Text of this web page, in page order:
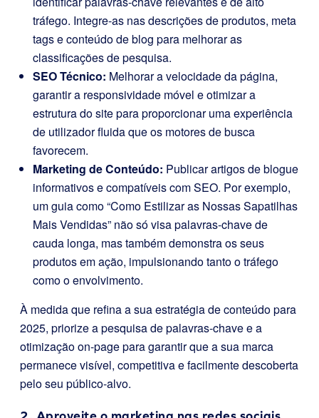
tráfego. Integre-as nas descrições de produtos, meta
tags e conteúdo de blog para melhorar as
classificações de pesquisa.
SEO Técnico: Melhorar a velocidade da página,
garantir a responsividade móvel e otimizar a
estrutura do site para proporcionar uma experiência
de utilizador fluida que os motores de busca
favorecem.
Marketing de Conteúdo: Publicar artigos de blogue
informativos e compatíveis com SEO. Por exemplo,
um guia como “Como Estilizar as Nossas Sapatilhas
Mais Vendidas” não só visa palavras-chave de
cauda longa, mas também demonstra os seus
produtos em ação, impulsionando tanto o tráfego
como o envolvimento.
À medida que refina a sua estratégia de conteúdo para
2025, priorize a pesquisa de palavras-chave e a
otimização on-page para garantir que a sua marca
permanece visível, competitiva e facilmente descoberta
pelo seu público-alvo.